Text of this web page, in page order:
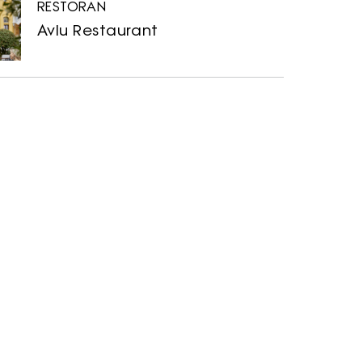
RESTORAN
Avlu Restaurant